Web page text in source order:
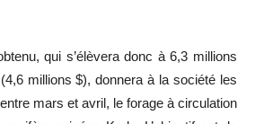
qui s’élèvera donc à 6,3 millions
millions $), donnera à la société les
mars et avril, le forage à circulation